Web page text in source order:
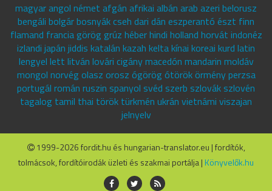
magyar angol német afgán afrikai albán arab azeri belorusz
bengáli bolgár bosnyák cseh dari dán eszperantó észt finn
flamand francia görög grúz héber hindi holland horvát indonéz
izlandi japán jiddis katalán kazah kelta kínai koreai kurd latin
lengyel lett litván lovári cigány macedón mandarin moldáv
mongol norvég olasz orosz ógörög ótörök örmény perzsa
portugál román ruszin spanyol svéd szerb szlovák szlovén
tagalog tamil thai török türkmén ukrán vietnámi viszajan
jelnyelv
1999-2026 fordit.hu és hungarian-translator.eu | fordítók,
tolmácsok, fordítóirodák üzleti és szakmai portálja | Könyvelők.hu